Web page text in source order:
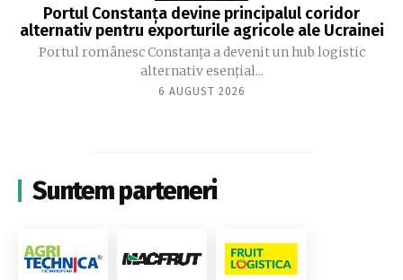
Portul Constanța devine principalul coridor
alternativ pentru exporturile agricole ale Ucrainei
Portul românesc Constanța a devenit un hub logistic
alternativ esențial...
6 AUGUST 2026
Suntem parteneri